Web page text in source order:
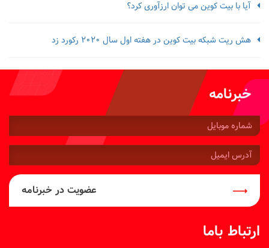
آیا با بیت کوین می توان ارزآوری کرد؟
هش ریت شبکه بیت کوین در هفته اول سال 2020 رکورد زد
خبرنامه
شماره
موبایل:
آدرس
ایمیل:
عضویت در خبرنامه
ارتباط باما